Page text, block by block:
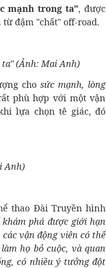
mạnh trong ta", được
đậm "chất" off-road.
(Ảnh: Mai Anh)
cho sức mạnh, lòng
phù hợp với một vận
lựa chọn tê giác, đó
Anh)
thao Đài Truyền hình
phá được giới hạn
vận động viên có thể
họ bỏ cuộc, và quan
có nhiều ý tưởng đột